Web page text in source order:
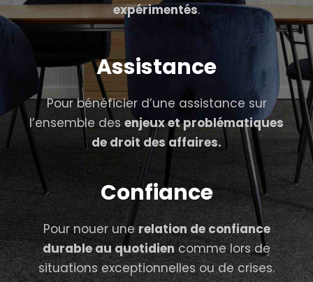
expérimentés.
Assistance
Pour bénéficier d’une assistance sur
l’ensemble desenjeux et problématiques
de droit des affaires.
Confiance
Pour nouer unerelation de confiance
durable au quotidiencomme lors de
situations exceptionnelles ou de crises.